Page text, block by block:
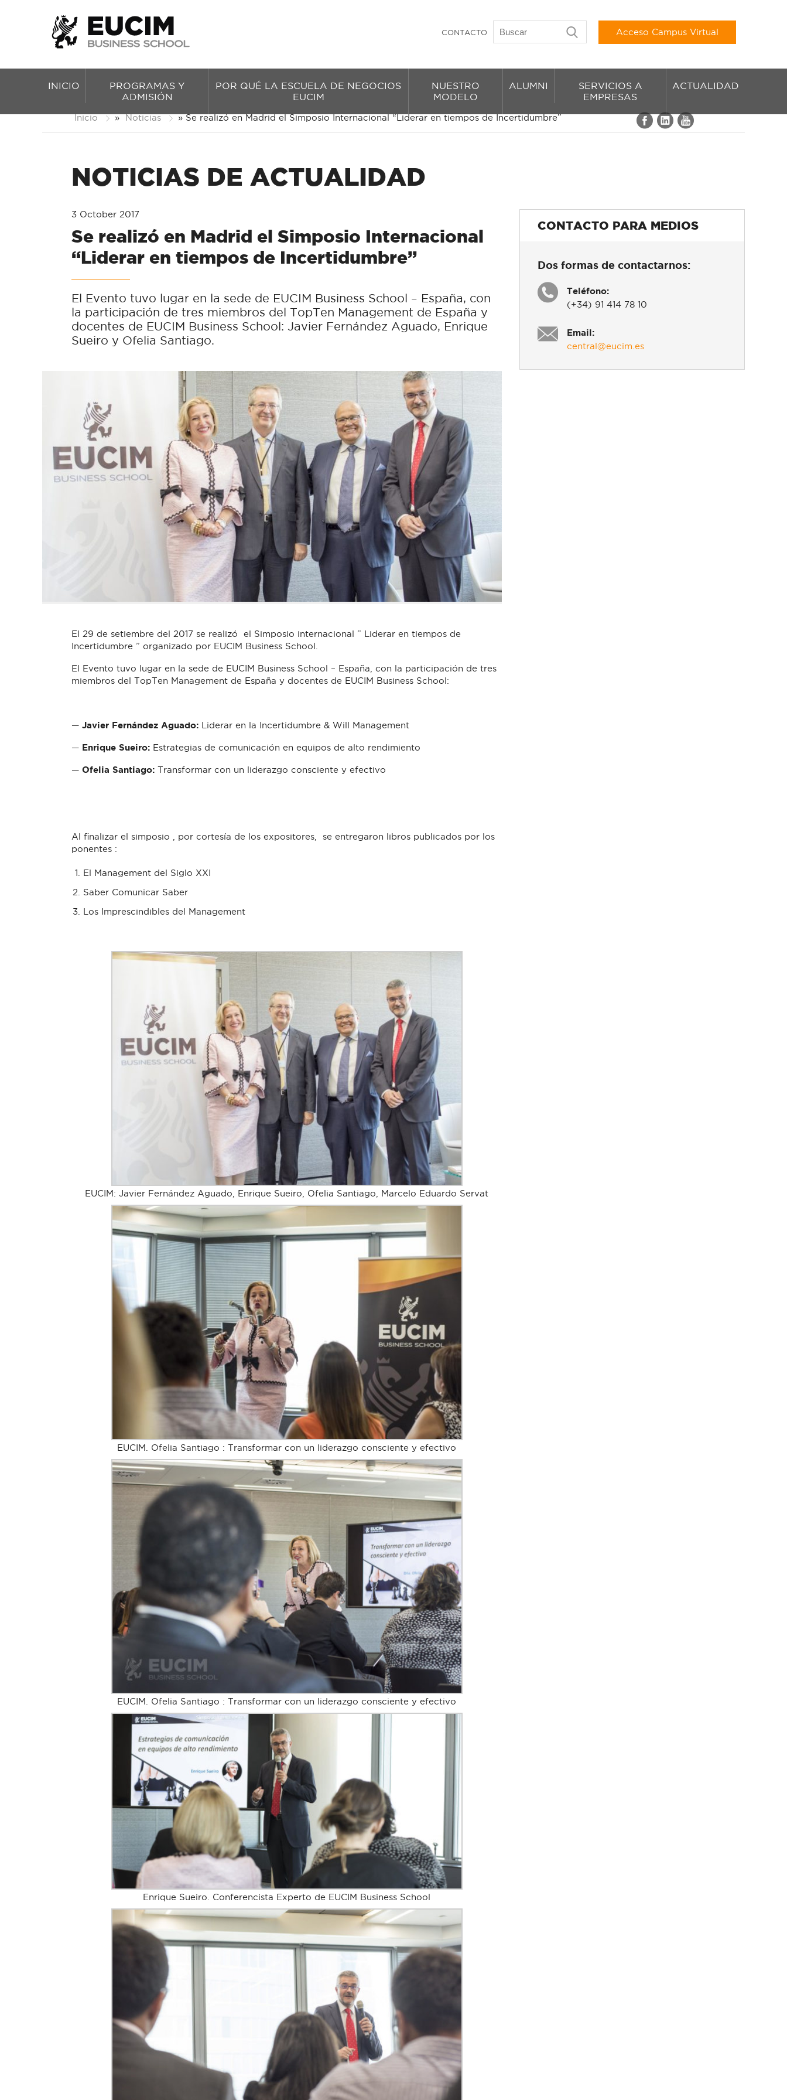
CONTACTO Acceso Campus Virtual
INICIO
PROGRAMAS Y
ADMISIÓN
POR QUÉ LA ESCUELA DE NEGOCIOS
EUCIM
NUESTRO
MODELO
ALUMNI
SERVICIOS A
EMPRESAS
ACTUALIDAD
Inicio » Noticias »Se realizó en Madrid el Simposio Internacional “Liderar en tiempos de Incertidumbre”
NOTICIAS DE ACTUALIDAD
3 October 2017
Se realizó en Madrid el Simposio Internacional
“Liderar en tiempos de Incertidumbre”
El Evento tuvo lugar en la sede de EUCIM Business School – España, con
la participación de tres miembros del TopTen Management de España y
docentes de EUCIM Business School: Javier Fernández Aguado, Enrique
Sueiro y Ofelia Santiago.
El 29 de setiembre del 2017 se realizó el Simposio internacional ” Liderar en tiempos de
Incertidumbre ” organizado por EUCIM Business School.
El Evento tuvo lugar en la sede de EUCIM Business School – España, con la participación de tres
miembros del TopTen Management de España y docentes de EUCIM Business School:
— Javier Fernández Aguado: Liderar en la Incertidumbre & Will Management
— Enrique Sueiro: Estrategias de comunicación en equipos de alto rendimiento
— Ofelia Santiago: Transformar con un liderazgo consciente y efectivo
Al finalizar el simposio , por cortesía de los expositores, se entregaron libros publicados por los
ponentes :
El Management del Siglo XXI
Saber Comunicar Saber
Los Imprescindibles del Management
EUCIM: Javier Fernández Aguado, Enrique Sueiro, Ofelia Santiago, Marcelo Eduardo Servat
EUCIM. Ofelia Santiago : Transformar con un liderazgo consciente y efectivo
EUCIM. Ofelia Santiago : Transformar con un liderazgo consciente y efectivo
Enrique Sueiro. Conferencista Experto de EUCIM Business School
CONTACTO PARA MEDIOS
Dos formas de contactarnos:
Teléfono:
(+34) 91 414 78 10
Email:
central@eucim.es